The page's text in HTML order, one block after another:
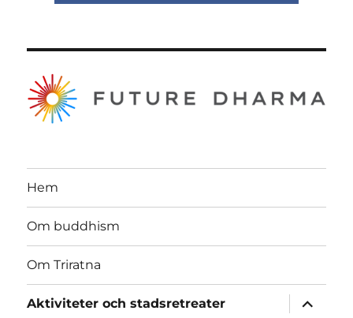
Hem
Om buddhism
Om Triratna
Aktiviteter och stadsretreater